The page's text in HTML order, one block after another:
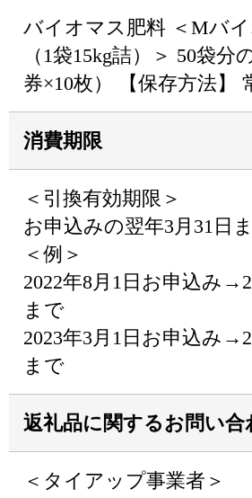
バイオマス肥料 ＜Mバ
（1袋15kg詰）＞ 50袋分
券×10枚） 【保存方法】
消費期限
＜引換有効期限＞
お申込みの翌年3月31日
＜例＞
2022年8月1日お申込み
まで
2023年3月1日お申込み
まで
返礼品に関するお問い合
＜タイアップ事業者＞